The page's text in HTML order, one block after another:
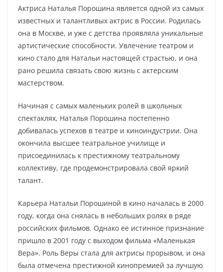
Актриса Наталья Порошина является одной из самых
известных и талантливых актрис в России. Родилась
она в Москве, и уже с детства проявляла уникальные
артистические способности. Увлечение театром и
кино стало для Натальи настоящей страстью, и она
рано решила связать свою жизнь с актерским
мастерством.
Начиная с самых маленьких ролей в школьных
спектаклях, Наталья Порошина постепенно
добивалась успехов в театре и киноиндустрии. Она
окончила высшее театральное училище и
присоединилась к престижному театральному
коллективу, где продемонстрировала свой яркий
талант.
Карьера Натальи Порошиной в кино началась в 2000
году, когда она снялась в небольших ролях в ряде
российских фильмов. Однако ее истинное признание
пришло в 2001 году с выходом фильма «Маленькая
Вера». Роль Веры стала для актрисы прорывом, и она
была отмечена престижной кинопремией за лучшую